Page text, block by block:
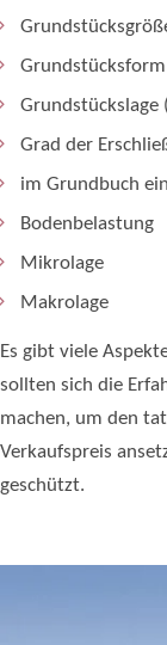
Grundstückslage
Grad der
im Grundbuch
Bodenbelastung
Mikrolage
Makrolage
Es gibt viele
sollten sich die
machen, um den
Verkaufspreis
geschützt.